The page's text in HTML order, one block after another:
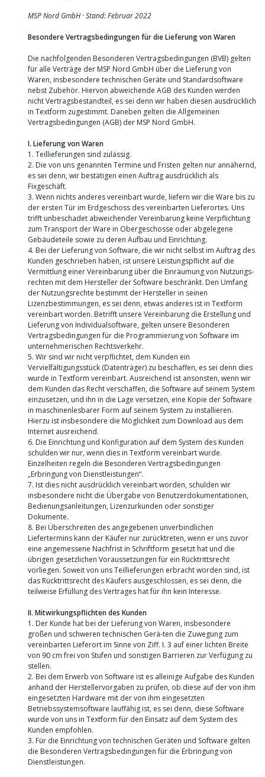
MSP Nord GmbH · Stand: Februar 2022
Besondere Vertragsbedingungen für die Lieferung von Waren
Die nachfolgenden Besonderen Vertragsbedingungen (BVB) gelten
für alle Verträge der MSP Nord GmbH über die Lieferung von
Waren, insbesondere technischen Geräte und Standardsoftware
nebst Zubehör. Hiervon abweichende AGB des Kunden werden
nicht Vertragsbestandteil, es sei denn wir haben diesen ausdrücklich
in Textform zugestimmt. Daneben gelten die Allgemeinen
Vertragsbedingungen (AGB) der MSP Nord GmbH.
I. Lieferung von Waren
1. Teillieferungen sind zulässig.
2. Die von uns genannten Termine und Fristen gelten nur annähernd,
es sei denn, wir bestätigen einen Auftrag ausdrücklich als
Fixgeschäft.
3. Wenn nichts anderes vereinbart wurde, liefern wir die Ware bis zu
der ersten Tür im Erdgeschoss des vereinbarten Lieferortes. Uns
trifft unbeschadet abweichender Vereinbarung keine Verpflichtung
zum Transport der Ware in Obergeschosse oder abgelegene
Gebäudeteile sowie zu deren Aufbau und Einrichtung.
4. Bei der Lieferung von Software, die wir nicht selbst im Auftrag des
Kunden geschrieben haben, ist unsere Leistungspflicht auf die
Vermittlung einer Vereinbarung über die Einräumung von Nutzungs-
rechten mit dem Hersteller der Software beschränkt. Den Umfang
der Nutzungsrechte bestimmt der Hersteller in seinen
Lizenzbestimmungen, es sei denn, etwas anderes ist in Textform
vereinbart worden. Betrifft unsere Vereinbarung die Erstellung und
Lieferung von Individualsoftware, gelten unsere Besonderen
Vertragsbedingungen für die Programmierung von Software im
unternehmerischen Rechtsverkehr.
5. Wir sind wir nicht verpflichtet, dem Kunden ein
Vervielfältigungsstück (Datenträger) zu beschaffen, es sei denn dies
wurde in Textform vereinbart. Ausreichend ist ansonsten, wenn wir
dem Kunden das Recht verschaffen, die Software auf seinem System
einzusetzen, und ihn in die Lage versetzen, eine Kopie der Software
in maschinenlesbarer Form auf seinem System zu installieren.
Hierzu ist insbesondere die Möglichkeit zum Download aus dem
Internet ausreichend.
6. Die Einrichtung und Konfiguration auf dem System des Kunden
schulden wir nur, wenn dies in Textform vereinbart wurde.
Einzelheiten regeln die Besonderen Vertragsbedingungen
„Erbringung von Dienstleistungen“.
7. Ist dies nicht ausdrücklich vereinbart worden, schulden wir
insbesondere nicht die Übergabe von Benutzerdokumentationen,
Bedienungsanleitungen, Lizenzurkunden oder sonstiger
Dokumente.
8. Bei Überschreiten des angegebenen unverbindlichen
Liefertermins kann der Käufer nur zurücktreten, wenn er uns zuvor
eine angemessene Nachfrist in Schriftform gesetzt hat und die
übrigen gesetzlichen Voraussetzungen für ein Rücktrittsrecht
vorliegen. Soweit von uns Teillieferungen erbracht worden sind, ist
das Rücktrittsrecht des Käufers ausgeschlossen, es sei denn, die
teilweise Erfüllung des Vertrages hat für ihn kein Interesse.
II. Mitwirkungspflichten des Kunden
1. Der Kunde hat bei der Lieferung von Waren, insbesondere
großen und schweren technischen Gerä-ten die Zuwegung zum
vereinbarten Lieferort im Sinne von Ziff. I. 3 auf einer lichten Breite
von 90 cm frei von Stufen und sonstigen Barrieren zur Verfügung zu
stellen.
2. Bei dem Erwerb von Software ist es alleinige Aufgabe des Kunden
anhand der Herstellervorgaben zu prüfen, ob diese auf der von ihm
eingesetzten Hardware mit der von ihm eingesetzten
Betriebssystemsoftware lauffähig ist, es sei denn, diese Software
wurde von uns in Textform für den Einsatz auf dem System des
Kunden empfohlen.
3. Für die Einrichtung von technischen Geräten und Software gelten
die Besonderen Vertragsbedingungen für die Erbringung von
Dienstleistungen.